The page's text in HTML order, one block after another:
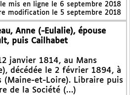
mis en ligne le 6 septembre 2018
modification le 5 septembre 2018
Anne (-Eulalie), épouse
puis Cailhabet
janvier 1814, au Mans
décédée le 2 février 1894, à
(Maine-et-Loire). Libraire puis
de la Société (…)